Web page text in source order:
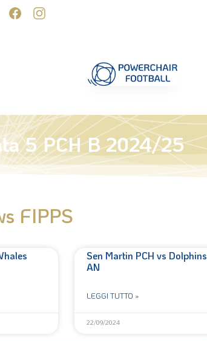
5 PCH B 2024/25
FIPPS
Sen Martin PCH vs Dolphins
AN
LEGGI TUTTO »
22/09/2024